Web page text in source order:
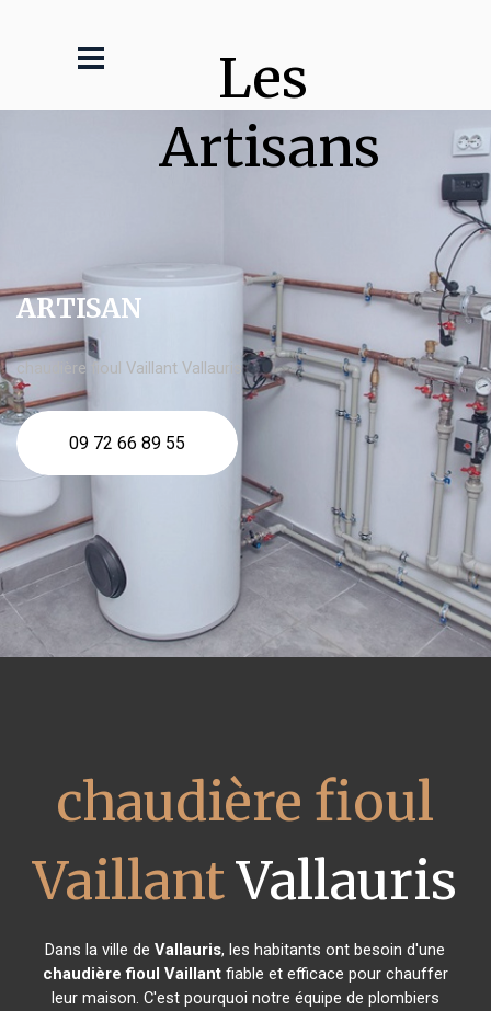
Les
Artisans
ARTISAN
chaudière fioul Vaillant Vallauris
09 72 66 89 55
chaudière fioul
VaillantVallauris
Dans la ville deVallauris, les habitants ont besoin d'une
chaudière fioul Vaillantfiable et efficace pour chauffer
leur maison. C'est pourquoi notre équipe de plombiers